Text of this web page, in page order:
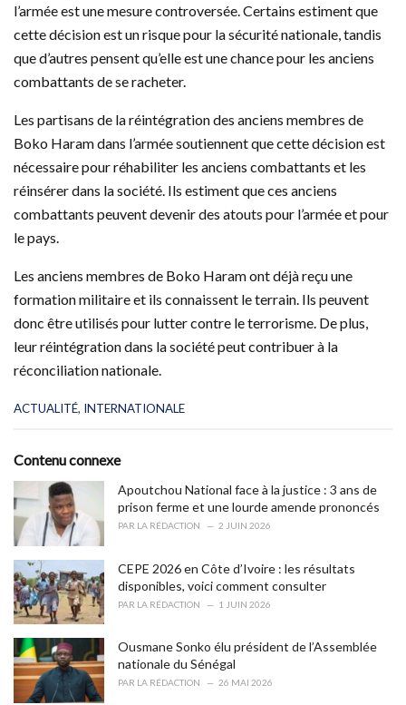
l’armée est une mesure controversée. Certains estiment que
cette décision est un risque pour la sécurité nationale, tandis
que d’autres pensent qu’elle est une chance pour les anciens
combattants de se racheter.
Les partisans de la réintégration des anciens membres de
Boko Haram dans l’armée soutiennent que cette décision est
nécessaire pour réhabiliter les anciens combattants et les
réinsérer dans la société. Ils estiment que ces anciens
combattants peuvent devenir des atouts pour l’armée et pour
le pays.
Les anciens membres de Boko Haram ont déjà reçu une
formation militaire et ils connaissent le terrain. Ils peuvent
donc être utilisés pour lutter contre le terrorisme. De plus,
leur réintégration dans la société peut contribuer à la
réconciliation nationale.
C
e
r
i
e
:
ACTUALITÉ, INTERNATIONALE
Contenu connexe
Apoutchou National face à la justice : 3 ans de
prison ferme et une lourde amende prononcés
PAR LA RÉDACTION 2 JUIN 2026
CEPE 2026 en Côte d’Ivoire : les résultats
disponibles, voici comment consulter
PAR LA RÉDACTION 1 JUIN 2026
Ousmane Sonko élu président de l’Assemblée
nationale du Sénégal
PAR LA RÉDACTION 26 MAI 2026